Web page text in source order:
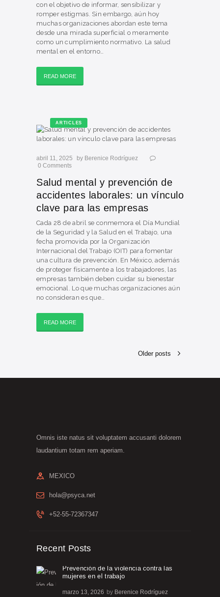
con el objetivo de informar, sensibilizar y
romper estigmas. Sin embargo, aún hoy
muchas organizaciones abordan este tema
desde una mirada superficial o meramente
como un cumplimiento normativo. La salud
mental en el entorno…
READ MORE
ARTICLES
abril 11, 2025 by Berenice Rodríguez
0 Comments
Salud mental y prevención de
accidentes laborales: un vínculo
clave para las empresas
Cada 28 de abril se conmemora el Día Mundial
de la Seguridad y la Salud en el Trabajo, una
fecha promovida por la Organización
Internacional del Trabajo (OIT) para fomentar
una cultura de prevención. En México, además
de proteger físicamente a los trabajadores, las
empresas también deben cuidar su bienestar
emocional. Lo que muchas organizaciones aún
no consideran es que…
READ MORE
Older posts
Omnis iste natus sit voluptatem accusanti dolorem
laudantium totam rem aperiam.
MEXICO
hola@psyca.net
+52-55-72367347
Recent Posts
Prevención de la violencia contra las
mujeres en el trabajo
marzo 13, 2026 by Berenice Rodríguez